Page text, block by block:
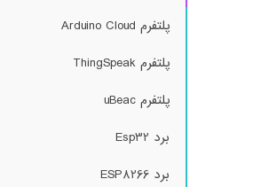
پلتفرم Arduino Cloud
پلتفرم ThingSpeak
پلتفرم uBeac
برد Esp32
برد ESP8266